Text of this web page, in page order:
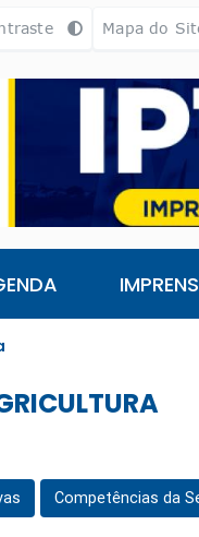
Ir para o rodapé [alt+4]Mapa do
Competências da